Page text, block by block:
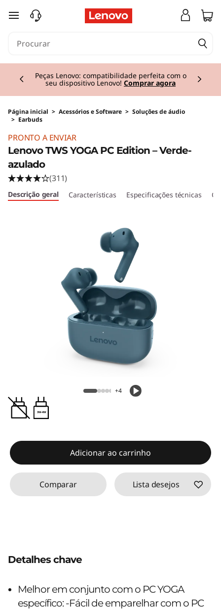
saltar para o conteúdo principal
Peças Lenovo: compatibilidade perfeita com o
seu dispositivo Lenovo! Comprar agora
Página inicial > Acessórios e Software > Soluções de áudio
> Earbuds
PRONTO A ENVIAR
Lenovo TWS YOGA PC Edition – Verde-
azulado
(311)
Descrição geral Características Especificações técnicas
+4
3W-4W
Adicionar ao carrinho
Comparar Lista desejos
Detalhes chave
Melhor em conjunto com o PC YOGA
específico: -Fácil de emparelhar com o PC